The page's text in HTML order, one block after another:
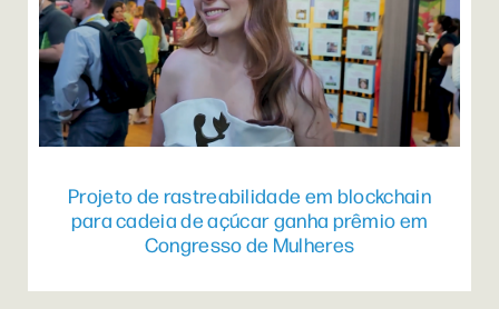
Projeto de rastreabilidade em blockchain
para cadeia de açúcar ganha prêmio em
Congresso de Mulheres